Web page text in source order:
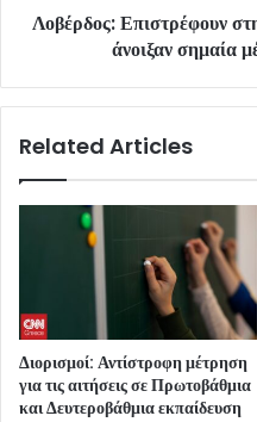
Λοβέρδος: Επιστρέφουν
άνοιξαν σημαία
Related Articles
Διορισμοί: Αντίστροφη μέτρηση
για τις αιτήσεις σε Πρωτοβάθμια
και Δευτεροβάθμια εκπαίδευση